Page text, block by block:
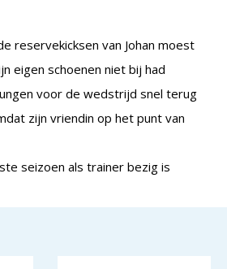
reservekicksen van Johan moest
eigen schoenen niet bij had
voor de wedstrijd snel terug
zijn vriendin op het punt van
seizoen als trainer bezig is